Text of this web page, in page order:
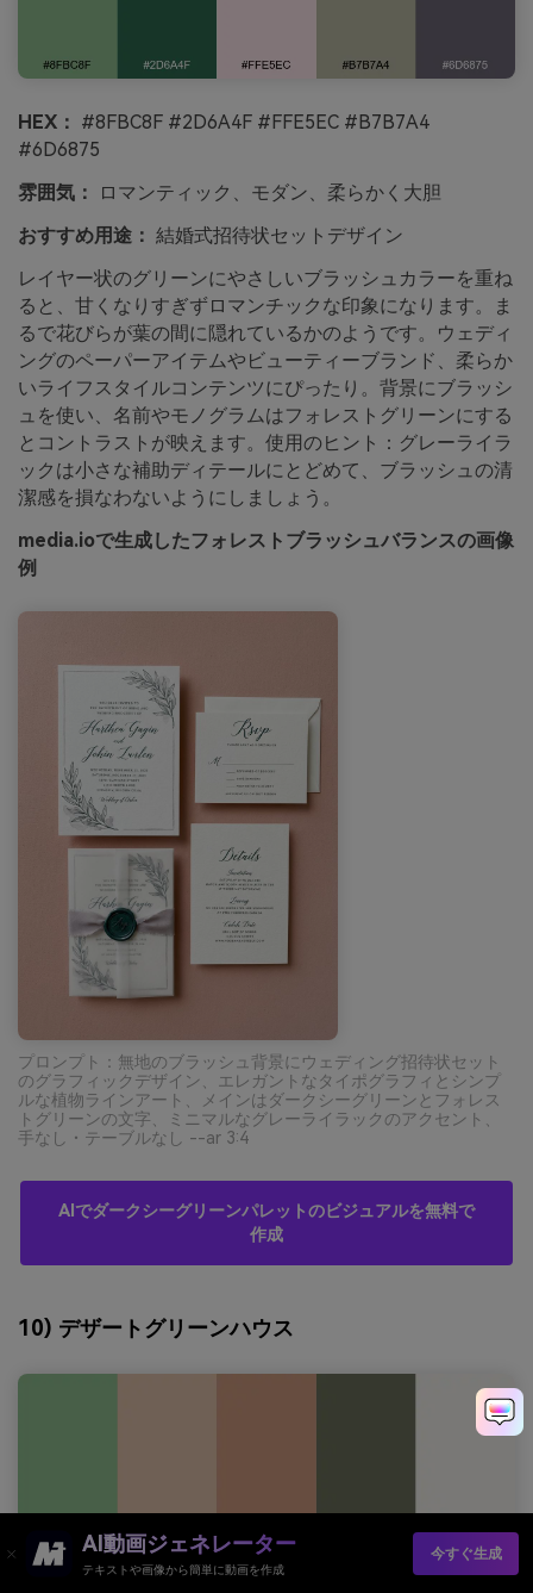
HEX： #8FBC8F #2D6A4F #FFE5EC #B7B7A4
#6D6875
雰囲気：
ロマンティック、モダン、柔らかく大胆
おすすめ用途： 結婚式招待状セットデザイン
レイヤー状のグリーンにやさしいブラッシュカラーを重ね
ると、甘くなりすぎずロマンチックな印象になります。ま
るで花びらが葉の間に隠れているかのようです。ウェディ
ングのペーパーアイテムやビューティーブランド、柔らか
いライフスタイルコンテンツにぴったり。背景にブラッシ
ュを使い、名前やモノグラムはフォレストグリーンにする
とコントラストが映えます。使用のヒント：グレーライラ
ックは小さな補助ディテールにとどめて、ブラッシュの清
潔感を損なわないようにしましょう。
media.ioで生成したフォレストブラッシュバランスの画像
例
プロンプト：無地のブラッシュ背景にウェディング招待状セット
のグラフィックデザイン、エレガントなタイポグラフィとシンプ
ルな植物ラインアート、メインはダークシーグリーンとフォレス
トグリーンの文字、ミニマルなグレーライラックのアクセント、
手なし・テーブルなし --ar 3:4
AIでダークシーグリーンパレットのビジュアルを無料で
作成
10) デザートグリーンハウス
AI動画ジェネレーター
テキストや画像から簡単に動画を作成
今すぐ生成